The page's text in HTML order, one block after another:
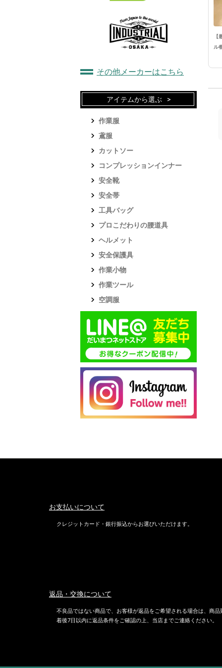
【
ル
その他メーカーはこちら
アイテムから選ぶ
作業服
鳶服
カットソー
コンプレッションインナー
安全靴
安全帯
工具バッグ
プロこだわりの腰道具
ヘルメット
安全保護具
作業小物
作業ツール
空調服
お支払いについて
クレジットカード・銀行振込からお選びいただけます。
返品・交換について
不良品ではない商品で、お客様が返品をご希望される場合は、商品
着後7日以内に返品条件をご確認の上、当店までご連絡ください。